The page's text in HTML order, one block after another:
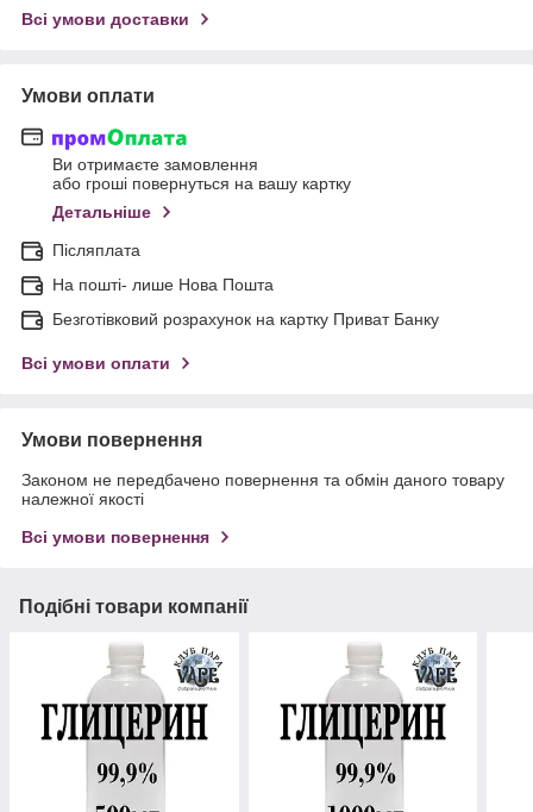
Всі умови доставки
Умови оплати
Ви отримаєте замовлення
або гроші повернуться на вашу картку
Детальніше
Післяплата
На пошті- лише Нова Пошта
Безготівковий розрахунок на картку Приват Банку
Всі умови оплати
Умови повернення
Законом не передбачено повернення та обмін даного товару
належної якості
Всі умови повернення
Подібні товари компанії